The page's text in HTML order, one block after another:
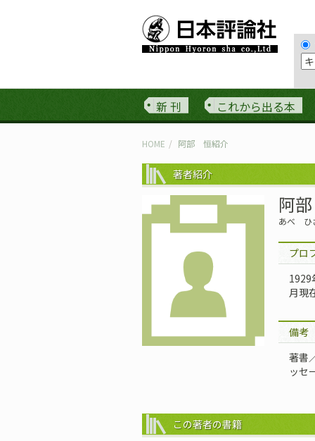
新 刊 これから出る本
HOME 阿部 恒紹介
著者紹介
阿
あべ ひ
プロ
1929
月現
備考
著書
ッセ
この著者の書籍